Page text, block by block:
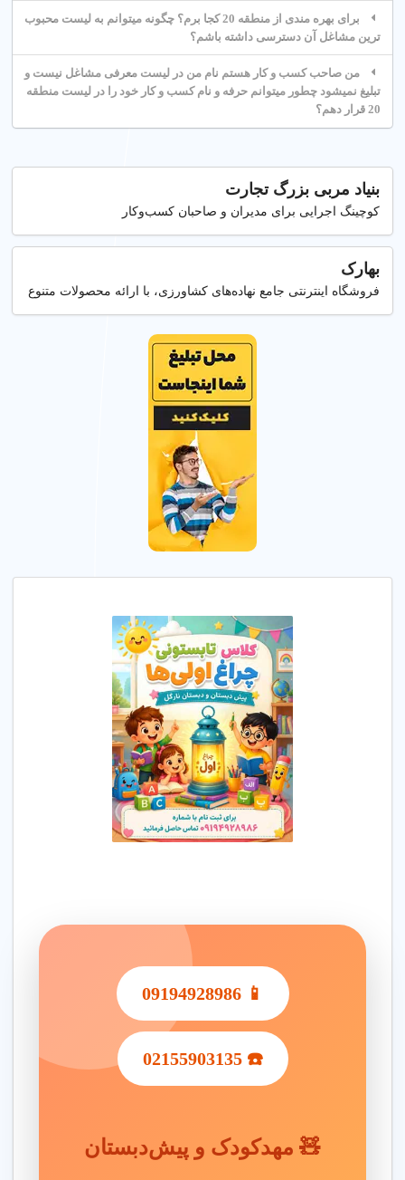
برای بهره مندی از منطقه 20 کجا برم؟ چگونه میتوانم به لیست محبوب
ترین مشاغل آن دسترسی داشته باشم؟
من صاحب کسب و کار هستم نام من در لیست معرفی مشاغل نیست و
تبلیغ نمیشود چطور میتوانم حرفه و نام کسب و کار خود را در لیست منطقه
20 قرار دهم؟
بنیاد مربی بزرگ تجارت
کوچینگ اجرایی برای مدیران و صاحبان کسب‌وکار
بهارک
فروشگاه اینترنتی جامع نهاده‌های کشاورزی، با ارائه محصولات متنوع
📱 09194928986
☎️ 02155903135
🧸 مهدکودک و پیش‌دبستان